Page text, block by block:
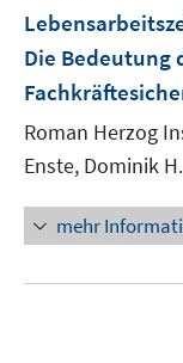
Die Bedeutung
Roman Herzog
Enste, Dominik H.
mehr